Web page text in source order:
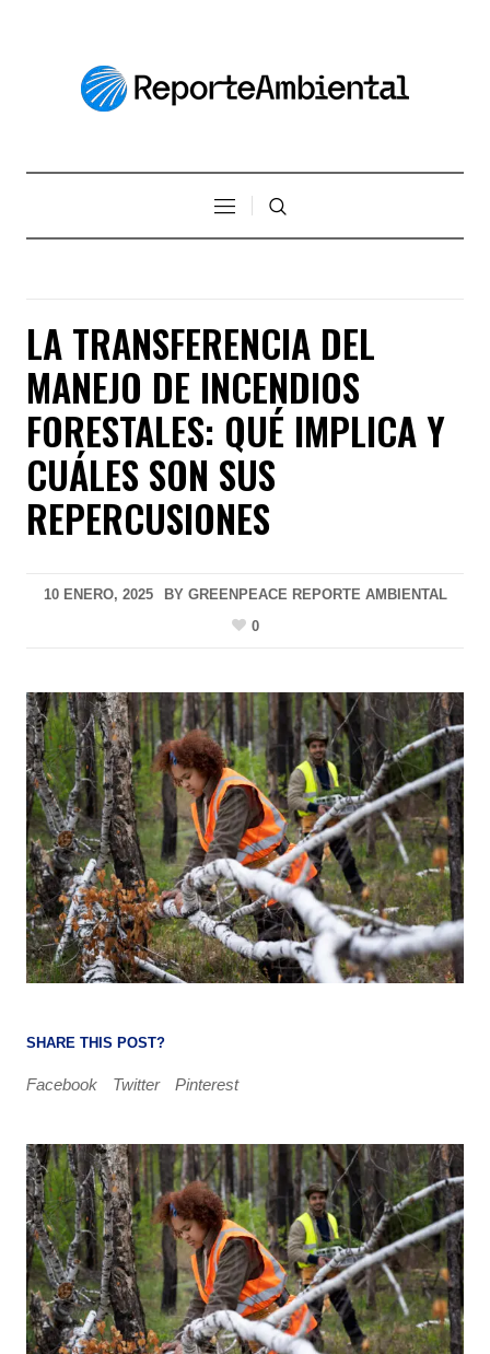
LA TRANSFERENCIA DEL
MANEJO DE INCENDIOS
FORESTALES: QUÉ IMPLICA Y
CUÁLES SON SUS
REPERCUSIONES
10 ENERO, 2025 BY GREENPEACE REPORTE AMBIENTAL
0
SHARE THIS POST?
Facebook Twitter Pinterest